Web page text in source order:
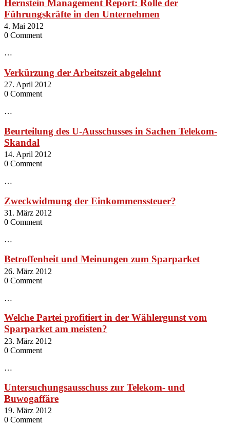
Hernstein Management Report: Rolle der
Führungskräfte in den Unternehmen
4. Mai 2012
0 Comment
…
Verkürzung der Arbeitszeit abgelehnt
27. April 2012
0 Comment
…
Beurteilung des U-Ausschusses in Sachen Telekom-
Skandal
14. April 2012
0 Comment
…
Zweckwidmung der Einkommenssteuer?
31. März 2012
0 Comment
…
Betroffenheit und Meinungen zum Sparparket
26. März 2012
0 Comment
…
Welche Partei profitiert in der Wählergunst vom
Sparparket am meisten?
23. März 2012
0 Comment
…
Untersuchungsausschuss zur Telekom- und
Buwogaffäre
19. März 2012
0 Comment